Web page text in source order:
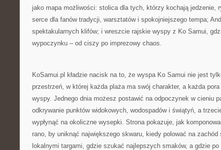
jako mapa możliwości: stolica dla tych, którzy kochają jedzenie,
serce dla fanów tradycji, warsztatów i spokojniejszego tempa;
spektakularnych klifów; i wreszcie rajskie wyspy z Ko Samui,
wypoczynku – od ciszy po imprezowy chaos.
KoSamui.pl kładzie nacisk na to, że wyspa Ko Samui nie jest
przestrzeń, w której każda plaża ma swój charakter, a każda pora
wyspy. Jednego dnia możesz postawić na odpoczynek w cieniu
odkrywanie punktów widokowych, wodospadów i świątyń, a
wypłynąć na okoliczne wysepki. Strona pokazuje, jak
rano, by uniknąć największego skwaru, kiedy polować na zachód
lokalnymi targami, gdzie szukać najlepszych smaków, a gdzie